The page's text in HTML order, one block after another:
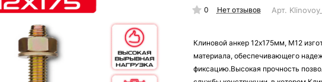
0 Нет отзывов Арт.
Клиновой анкер 12х175мм, М12
материала, обеспечивающего
фиксацию.Высокая прочность